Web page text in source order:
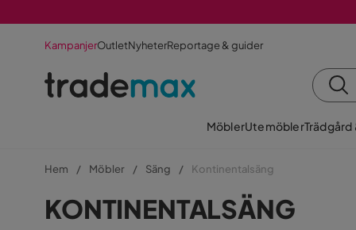
KampanjerOutletNyheterReportage & guider
MöblerUtemöblerTrädgård
Hem Möbler Säng Kontinentalsäng
KONTINENTALSÄNG